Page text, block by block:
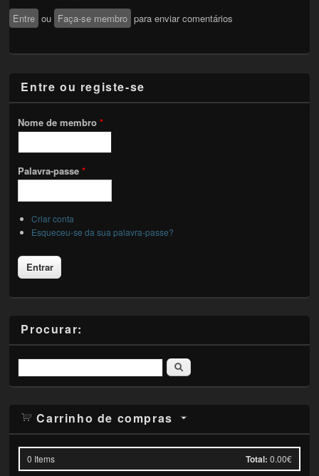
Entre ou Faça-se membro para enviar comentários
Entre ou registe-se
Nome de membro*
Palavra-passe*
Criar conta
Esqueceu-se da sua palavra-passe?
Procurar:
Pesquisar
Carrinho de compras
0 Items Total: 0.00€